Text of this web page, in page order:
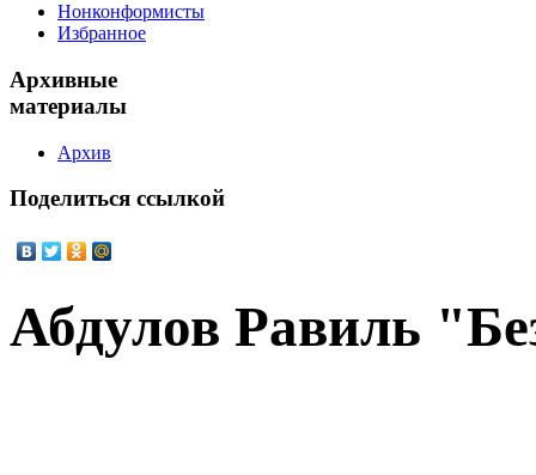
Нонконформисты
Избранное
Архивные
материалы
Архив
Поделиться ссылкой
Абдулов Равиль